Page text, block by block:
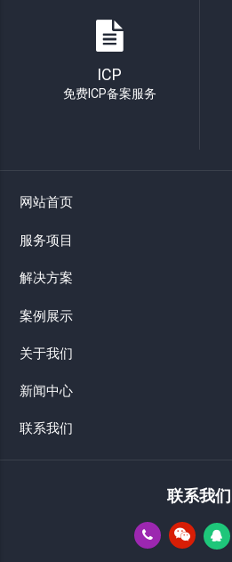
ICP
免费ICP备案服务
网站首页
服务项目
解决方案
案例展示
关于我们
新闻中心
联系我们
联系我们